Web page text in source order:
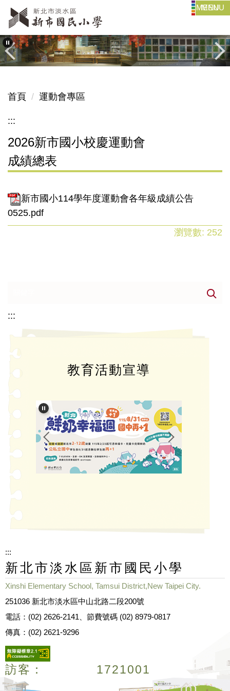
跳
到
主
要
內
區
MENU
首頁 運動會專區
:::
2026新市國小校慶運動會
成績總表
新市國小114學年度運動會各年級成績公告
0525.pdf
瀏覽數: 252
:::
教育活動宣導
:::
新北市淡水區新市國民小學
Xinshi Elementary School, Tamsui District,New Taipei City.
251036 新北市淡水區中山北路二段200號
電話：(02) 2626-2141、節費號碼 (02) 8979-0817
傳真：(02) 2621-9296
訪客： 1721001